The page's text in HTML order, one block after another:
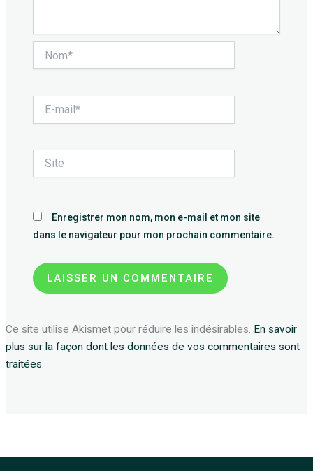
mail*
Enregistrer mon nom, mon e-mail et mon site
dans le navigateur pour mon prochain commentaire.
Ce site utilise Akismet pour réduire les indésirables. En savoir
plus sur la façon dont les données de vos commentaires sont
traitées.